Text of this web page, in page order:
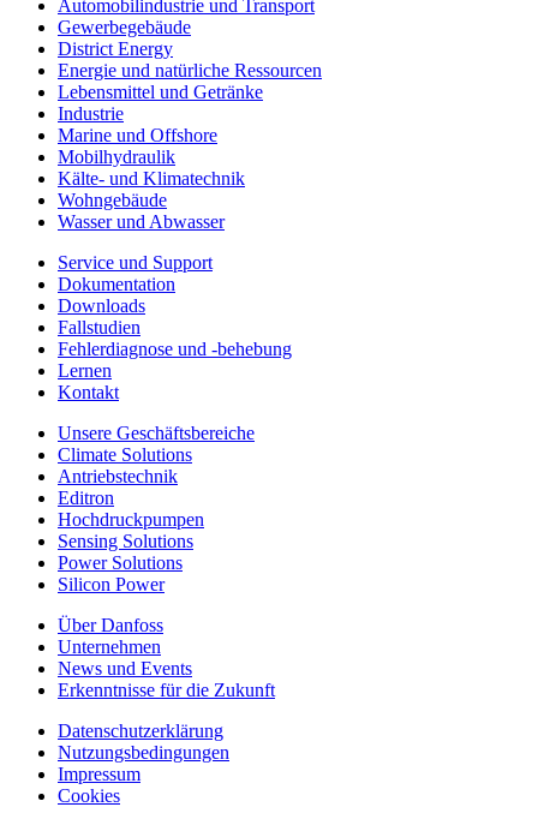
Automobilindustrie und Transport
Gewerbegebäude
District Energy
Energie und natürliche Ressourcen
Lebensmittel und Getränke
Industrie
Marine und Offshore
Mobilhydraulik
Kälte- und Klimatechnik
Wohngebäude
Wasser und Abwasser
Service und Support
Dokumentation
Downloads
Fallstudien
Fehlerdiagnose und -behebung
Lernen
Kontakt
Unsere Geschäftsbereiche
Climate Solutions
Antriebstechnik
Editron
Hochdruckpumpen
Sensing Solutions
Power Solutions
Silicon Power
Über Danfoss
Unternehmen
News und Events
Erkenntnisse für die Zukunft
Datenschutzerklärung
Nutzungsbedingungen
Impressum
Cookies